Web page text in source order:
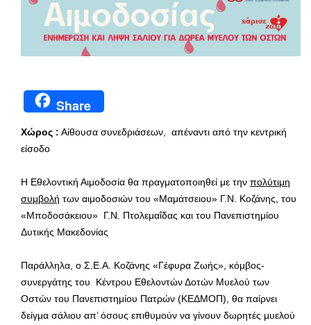
Share
Χώρος : Αίθουσα συνεδριάσεων,
απέναντι από την κεντρική
είσοδο
Η Εθελοντική Αιμοδοσία θα πραγματοποιηθεί με την πολύτιμη
συμβολή των αιμοδοσιών του «Μαμάτσειου» Γ.Ν. Κοζάνης, του
«Μποδοσάκειου» Γ.Ν. Πτολεμαΐδας και του Πανεπιστημίου
Δυτικής Μακεδονίας
Παράλληλα, ο Σ.Ε.Α. Κοζάνης «Γέφυρα Ζωής», κόμβος-
συνεργάτης του Κέντρου Εθελοντών Δοτών Μυελού των
Οστών του Πανεπιστημίου Πατρών (ΚΕΔΜΟΠ), θα παίρνει
δείγμα σάλιου απ’ όσους επιθυμούν να γίνουν δωρητές μυελού